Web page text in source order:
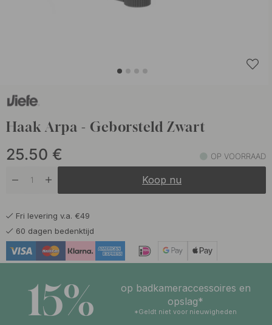
Haak Arpa - Geborsteld Zwart
25.50 € OP VOORRAAD
Koop nu
Fri levering v.a. €49
60 dagen bedenktijd
15%
op badkameraccessoires en
opslag*
*Geldt niet voor nieuwigheden